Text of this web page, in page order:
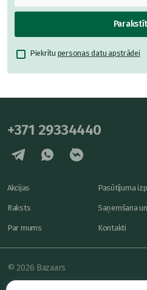
Piekrītu personas datu apstrādei
+371 29334440
Akcijas
Raksts
Par mums
Pasūtījuma
Saņemšana
Kontakti
© 2026 Bazaars